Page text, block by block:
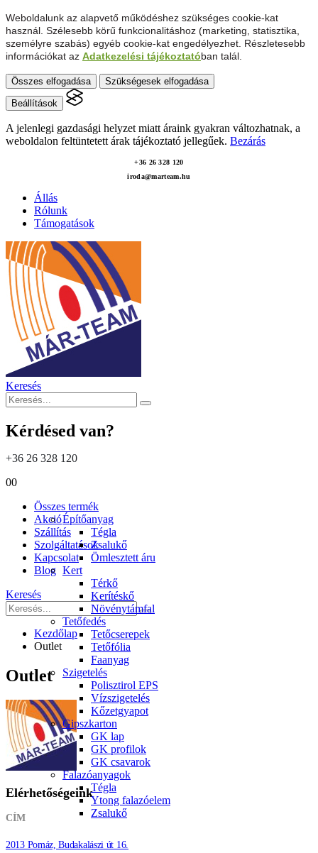
Weboldalunk az alapvető működéshez szükséges cookie-kat
használ. Szélesebb körű funkcionalitáshoz (marketing, statisztika,
személyre szabás) egyéb cookie-kat engedélyezhet. Részletesebb
információkat az Adatkezelési tájékoztatóban talál.
Összes elfogadása Szükségesek elfogadása
Beállítások
A jelenlegi gazdasági helyzet miatt áraink gyakran változhatnak, a
weboldalon feltüntetett árak tájékoztató jellegűek. Bezárás
+36 26 328 120
iroda@marteam.hu
Állás
Rólunk
Támogatások
Keresés
Kérdésed van?
+36 26 328 120
00
Összes termék
Építőanyag
Tégla
Zsalukő
Ömlesztett áru
Kert
Térkő
Kerítéskő
Növénytámfal
Tetőfedés
Tetőcserepek
Tetőfólia
Faanyag
Szigetelés
Polisztirol EPS
Vízszigetelés
Kőzetgyapot
Gipszkarton
GK lap
GK profilok
GK csavarok
Falazóanyagok
Tégla
Ytong falazóelem
Zsalukő
Akció
Szállítás
Szolgáltatások
Kapcsolat
Blog
Keresés
Kezdőlap
Outlet
Outlet
Elérhetőségeink
CÍM
2013 Pomáz, Budakalászi út 16.